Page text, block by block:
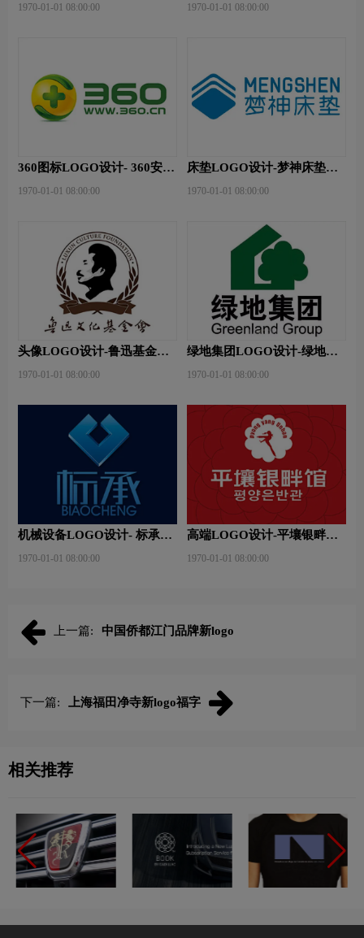
1970-01-01 08:00:00 1970-01-01 08:00:00
360图标LOGO设计- 360安全
1970-01-01 08:00:00
床垫LOGO设计-梦神床垫品
1970-01-01 08:00:00
头像LOGO设计-鲁迅基金会
1970-01-01 08:00:00
绿地集团LOGO设计-绿地集
1970-01-01 08:00:00
机械设备LOGO设计- 标承机
1970-01-01 08:00:00
高端LOGO设计-平壤银畔馆
1970-01-01 08:00:00
上一篇: 中国侨都江门品牌新logo
下一篇: 上海福田净寺新logo福字
相关推荐